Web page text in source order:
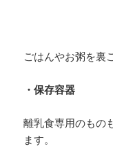
ごはんやお粥を裏
・保存容器
離乳食専用のもの
ます。